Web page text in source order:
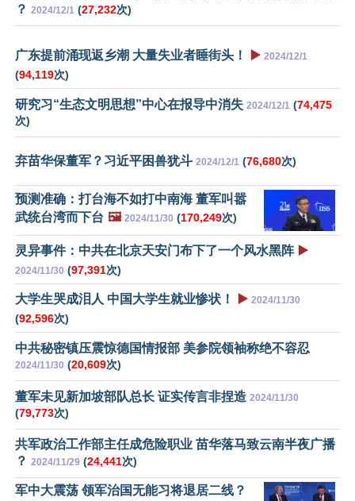
？ 2024/12/1 (27,232次)
广东提前涌现返乡潮 大量失业者睡街头！ ▶️ 2024/12/1
(94,119次)
研究习“生态文明思想”中心在报导中消失 2024/12/1 (74,475
次)
弃苗华保董军？习近平困兽犹斗 2024/12/1 (76,680次)
预测准确：打台海不如打中南海 董军叫嚣
武统台湾而下台 🖼️ 2024/11/30 (170,249次)
灵异事件：中共在北京天安门布下了一个风水黑阵 ▶️
2024/11/30 (97,391次)
大学生哭成泪人 中国大学生就业惨状！ ▶️ 2024/11/30
(92,596次)
中共秘密镇压震惊德国情报部 美参院领袖称绝不容忍
2024/11/30 (20,609次)
董军未见新加坡部队总长 证实传言非捏造 2024/11/30
(79,773次)
共军政治工作部主任成危险职业 苗华落马致云南半夜广播
？ 2024/11/29 (24,441次)
军中大震荡 领军治国无能习将退居二线？